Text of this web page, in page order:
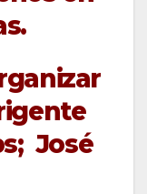
José